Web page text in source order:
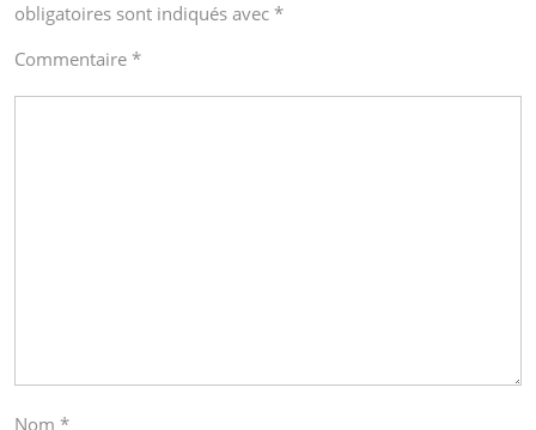
obligatoires sont indiqués avec *
Commentaire *
Nom *